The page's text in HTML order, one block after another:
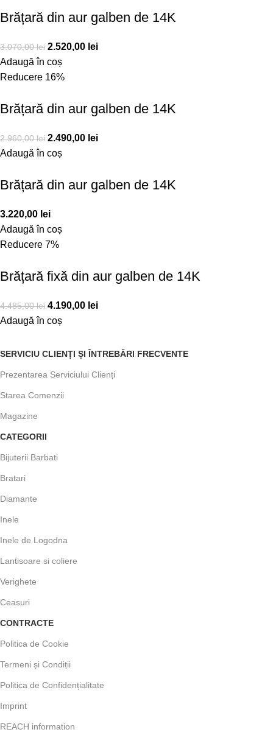
Brățară din aur galben de 14K
3.070,00lei 2.520,00 lei
Adaugă în coș
Reducere 16%
Brățară din aur galben de 14K
2.960,00lei 2.490,00 lei
Adaugă în coș
Brățară din aur galben de 14K
3.220,00 lei
Adaugă în coș
Reducere 7%
Brățară fixă din aur galben de 14K
4.485,00lei 4.190,00 lei
Adaugă în coș
SERVICIU CLIENȚI ȘI ÎNTREBĂRI FRECVENTE
Prezentarea Serviciului Clienți
Starea Comenzii
Magazine
CATEGORII
Bijuterii Barbati
Bratari
Diamante
Inele
Inele de Logodna
Lantisoare si coliere
Verighete
Ceasuri
CONTRACTE
Politica de Cookie
Termeni și Condiții
Politica de Confidențialitate
Imprint
REACH information